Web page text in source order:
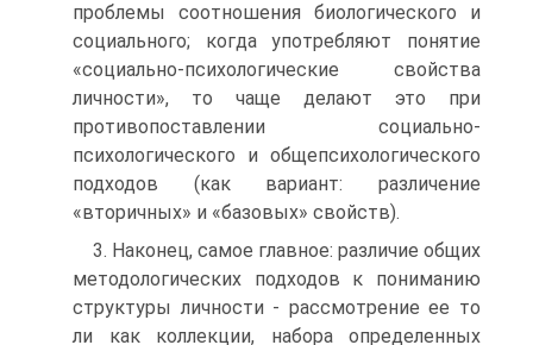
проблемы соотношения биологического и
социального; когда употребляют понятие
«социально-психологические свойства
личности», то чаще делают это при
противопоставлении социально-
психологического и общепсихологического
подходов (как вариант: различение
«вторичных» и «базовых» свойств).
3. Наконец, самое главное: различие общих
методологических подходов к пониманию
структуры личности - рассмотрение ее то
ли как коллекции, набора определенных